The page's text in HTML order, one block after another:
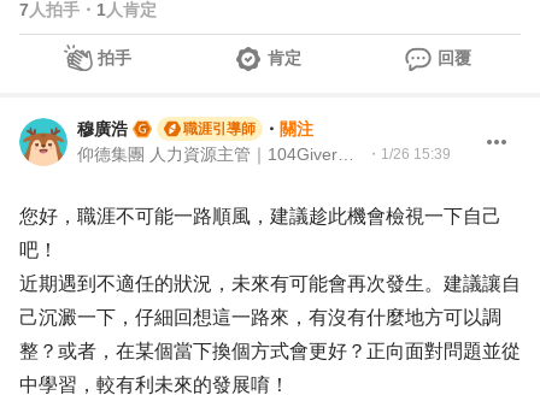
7 人拍手 ・ 1 人肯定
拍手 肯定 回覆
穆廣浩 職涯引導師 ・ 關注
・ 1/26 15:39
您好，職涯不可能一路順風，建議趁此機會檢視一下自己
吧！
近期遇到不適任的狀況，未來有可能會再次發生。建議讓自
己沉澱一下，仔細回想這一路來，有沒有什麼地方可以調
整？或者，在某個當下換個方式會更好？正向面對問題並從
中學習，較有利未來的發展唷！